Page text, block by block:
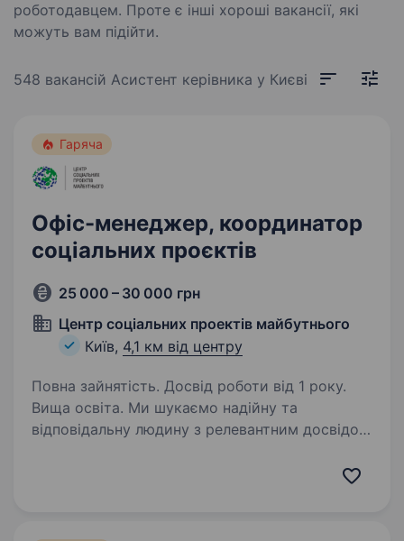
роботодавцем. Проте є інші хороші вакансії, які
можуть вам підійти.
548 вакансій Асистент керівника у Києві
Гаряча
Офіс-менеджер, координатор
соціальних проєктів
25 000 – 30 000 грн
Центр соціальних проектів майбутнього
Київ, 4,1 км від центру
Повна зайнятість. Досвід роботи від 1 року.
Вища освіта. Ми шукаємо надійну та
відповідальну людину з релевантним досвідом
організації, яка долучиться до нашої команди